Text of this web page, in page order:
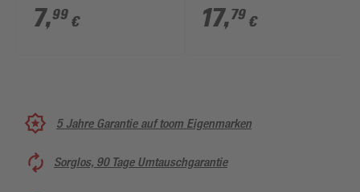
25 mm 50 Stück
7,99 €
3,5 x 35 mm 500
Stück
17,79 €
5 Jahre Garantie auf toom Eigenmarken
Sorglos, 90 Tage Umtauschgarantie